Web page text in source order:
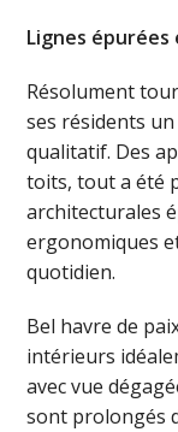
Lignes
Résolument
ses résidents
qualitatif. Des
toits, tout a été
architecturales
ergonomiques
quotidien.
Bel havre de
intérieurs
avec vue
sont prolongés